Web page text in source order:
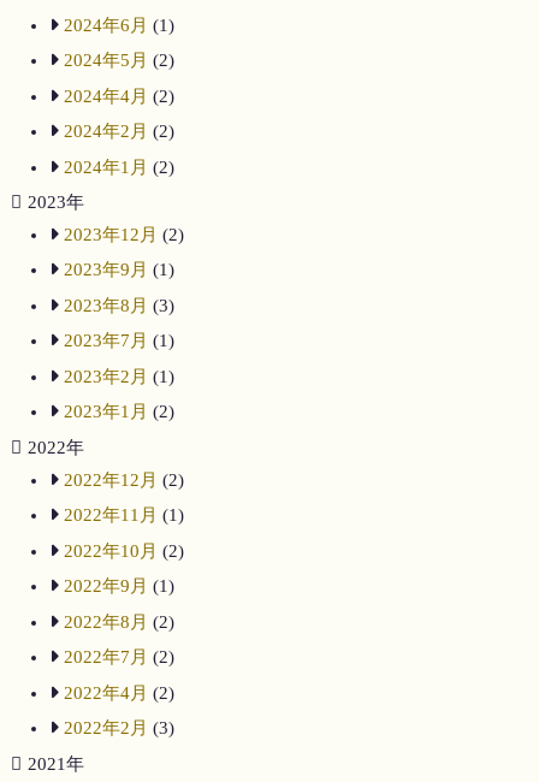
2024年6月 (1)
2024年5月 (2)
2024年4月 (2)
2024年2月 (2)
2024年1月 (2)
2023年
2023年12月 (2)
2023年9月 (1)
2023年8月 (3)
2023年7月 (1)
2023年2月 (1)
2023年1月 (2)
2022年
2022年12月 (2)
2022年11月 (1)
2022年10月 (2)
2022年9月 (1)
2022年8月 (2)
2022年7月 (2)
2022年4月 (2)
2022年2月 (3)
2021年